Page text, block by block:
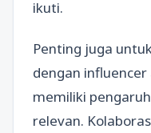
ikuti.
Penting juga
dengan
memiliki
relevan.